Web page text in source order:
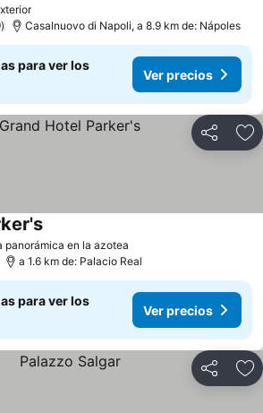
Casalnuovo di Napoli, a 8.9 km de: Nápoles
para ver los
Ver precios
Compartir
panorámica en la azotea
a 1.6 km de: Palacio Real
para ver los
Ver precios
Compartir